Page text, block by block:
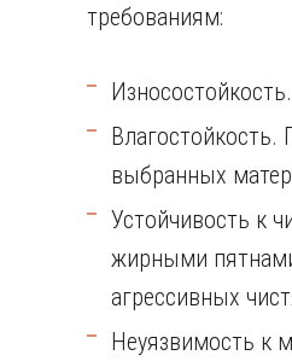
требованиям:
выбранных
Устойчивость к
жирными
агрессивных
Неуязвимость к